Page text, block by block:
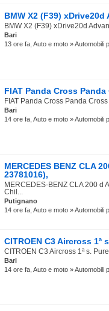
BMW X2 (F39)
BMW X2 (F39) xDrive20d
Bari
13 ore fa, Auto e moto » Automobili
FIAT Panda Cross
FIAT Panda Cross Panda
Bari
14 ore fa, Auto e moto » Automobili
MERCEDES BENZ CLA
23781016),
MERCEDES-BENZ CLA 200 d
Chil...
Putignano
14 ore fa, Auto e moto » Automobili
CITROEN C3 Aircross 1ª
CITROEN C3 Aircross 1ª s.
Bari
14 ore fa, Auto e moto » Automobili